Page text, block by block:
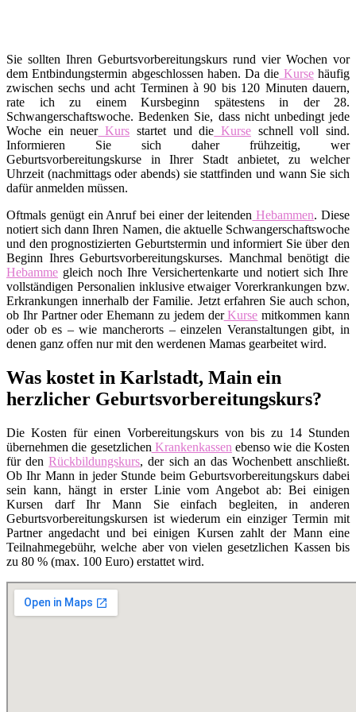
Sie sollten Ihren Geburtsvorbereitungskurs rund vier Wochen vor
dem Entbindungstermin abgeschlossen haben. Da die Kursehäufig
zwischen sechs und acht Terminen à 90 bis 120 Minuten dauern,
rate ich zu einem Kursbeginn spätestens in der 28.
Schwangerschaftswoche. Bedenken Sie, dass nicht unbedingt jede
Woche ein neuerKurs startet und die Kurseschnell voll sind.
Informieren Sie sich daher frühzeitig, wer
Geburtsvorbereitungskurse in Ihrer Stadt anbietet, zu welcher
Uhrzeit (nachmittags oder abends) sie stattfinden und wann Sie sich
dafür anmelden müssen.
Oftmals genügt ein Anruf bei einer der leitenden Hebammen. Diese
notiert sich dann Ihren Namen, die aktuelle Schwangerschaftswoche
und den prognostizierten Geburtstermin und informiert Sie über den
Beginn Ihres Geburtsvorbereitungskurses. Manchmal benötigt die
Hebamme gleich noch Ihre Versichertenkarte und notiert sich Ihre
vollständigen Personalien inklusive etwaiger Vorerkrankungen bzw.
Erkrankungen innerhalb der Familie. Jetzt erfahren Sie auch schon,
ob Ihr Partner oder Ehemann zu jedem derKurse mitkommen kann
oder ob es – wie mancherorts – einzelen Veranstaltungen gibt, in
denen ganz offen nur mit den werdenen Mamas gearbeitet wird.
Was kostet in Karlstadt, Main ein
herzlicher Geburtsvorbereitungskurs?
Die Kosten für einen Vorbereitungskurs von bis zu 14 Stunden
übernehmen die gesetzlichen Krankenkassen ebenso wie die Kosten
für denRückbildungskurs, der sich an das Wochenbett anschließt.
Ob Ihr Mann in jeder Stunde beim Geburtsvorbereitungskurs dabei
sein kann, hängt in erster Linie vom Angebot ab: Bei einigen
Kursen darf Ihr Mann Sie einfach begleiten, in anderen
Geburtsvorbereitungskursen ist wiederum ein einziger Termin mit
Partner angedacht und bei einigen Kursen zahlt der Mann eine
Teilnahmegebühr, welche aber von vielen gesetzlichen Kassen bis
zu 80 % (max. 100 Euro) erstattet wird.